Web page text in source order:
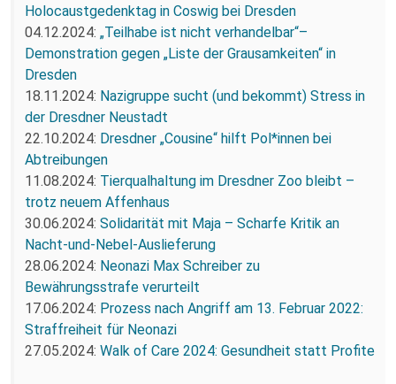
Holocaustgedenktag in Coswig bei Dresden
04.12.2024: „Teilhabe ist nicht verhandelbar“–
Demonstration gegen „Liste der Grausamkeiten“ in
Dresden
18.11.2024: Nazigruppe sucht (und bekommt) Stress in
der Dresdner Neustadt
22.10.2024: Dresdner „Cousine“ hilft Pol*innen bei
Abtreibungen
11.08.2024: Tierqualhaltung im Dresdner Zoo bleibt –
trotz neuem Affenhaus
30.06.2024: Solidarität mit Maja – Scharfe Kritik an
Nacht-und-Nebel-Auslieferung
28.06.2024: Neonazi Max Schreiber zu
Bewährungsstrafe verurteilt
17.06.2024: Prozess nach Angriff am 13. Februar 2022:
Straffreiheit für Neonazi
27.05.2024: Walk of Care 2024: Gesundheit statt Profite